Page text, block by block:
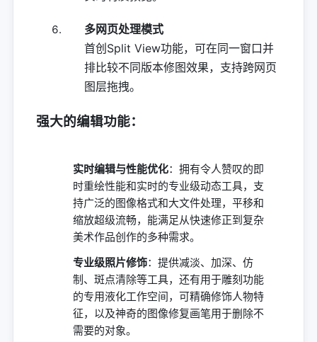
多网页处理模式
首创Split View功能，可在同一窗口并
排比较不同版本修图效果，支持跨网页
图层拖拽。
强大的编辑功能：
实时编辑与性能优化：拥有令人赞叹的即
时重绘性能和实时的专业级动态工具，支
持广泛的图像格式和大文件处理，平移和
缩放超级流畅，能满足从快速修正到复杂
美术作品创作的多种需求。
专业级照片修饰：提供减淡、加深、仿
制、斑点清除等工具，还有用于雕刻功能
的专用液化工作空间，可精确修饰人物特
征，以及神奇的图像修复画笔用于删除不
需要的对象。